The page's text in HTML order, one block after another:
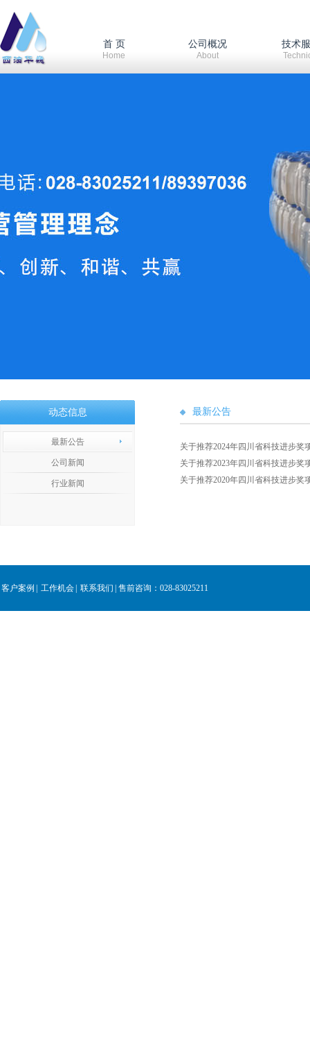
首 页
Home
公司概况
About
技术
动态信息
最新公告
公司新闻
行业新闻
最新公告
关于推荐2024年四川省科技进步奖
关于推荐2023年四川省科技进步奖
关于推荐2020年四川省科技进步奖
客户案例 工作机会 联系我们 售前咨询：028-83025211